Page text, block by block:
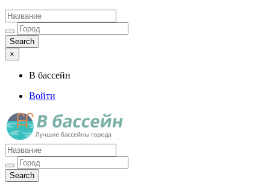
×
В бассейн
Войти
Лучшие бассейны города